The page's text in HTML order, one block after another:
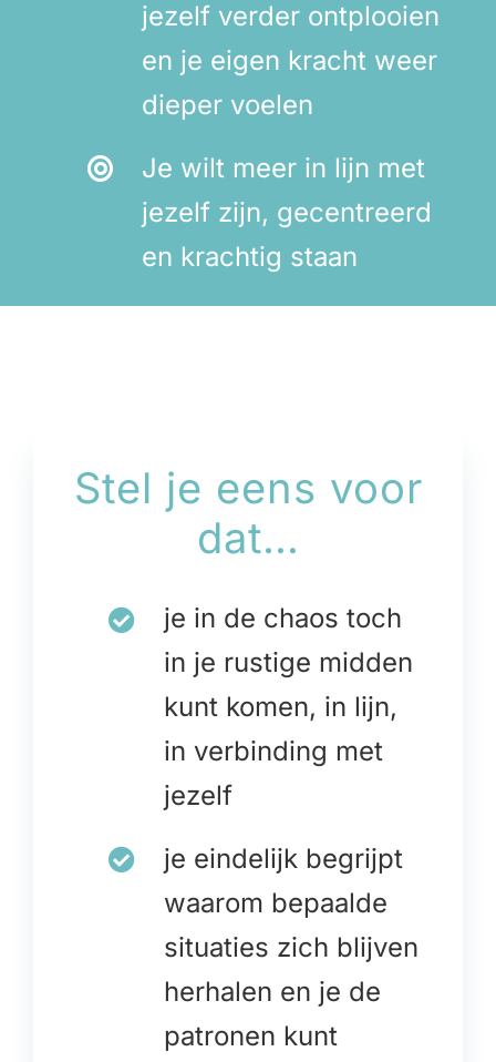
jezelf verder ontplooien
en je eigen kracht weer
dieper voelen
Je wilt meer in lijn met
jezelf zijn, gecentreerd
en krachtig staan
Stel je eens voor
dat…
je in de chaos toch
in je rustige midden
kunt komen, in lijn,
in verbinding met
jezelf
je eindelijk begrijpt
waarom bepaalde
situaties zich blijven
herhalen en je de
patronen kunt